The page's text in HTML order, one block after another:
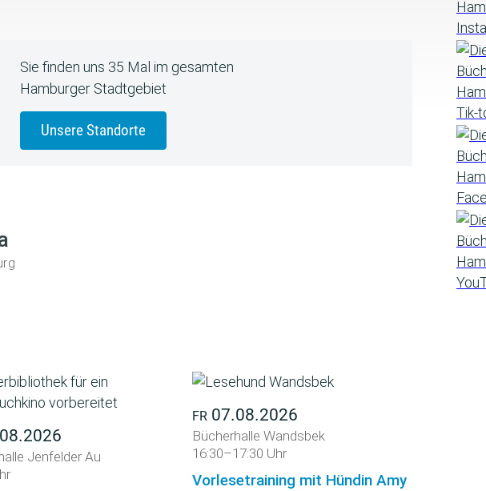
Sie finden uns 35 Mal im gesamten
Hamburger Stadtgebiet
Unsere Standorte
Jenfelder Au
FR 07.08.2026
Bücherhalle Wandsbek
16:30–17:30 Uhr
Vorlesetraining mit Hündin Amy